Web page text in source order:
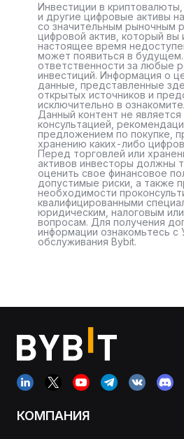
Инвестиции в
и другие цифровые активы
со значительным рыночным
цифровой актив, который вы
настоящее время
может появиться в
ответственности за любые
инвестиций. Информация о
данные, представленные
открытых источников и
исключительно в
Данный контент не является
консультацией,
предложением по покупке,
хранению каких-либо
Перед торговлей или
активов инвесторы должны
оценить свое финансовое
допустимые риски, а также
необходимости
квалифицированными
юридическим, налоговым
вопросам. Для получения
информации ознакомьтесь с
обслуживания Bybit.
КОМПАНИЯ